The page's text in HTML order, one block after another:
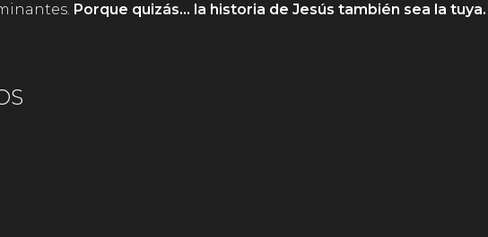
Porque quizás… la historia de Jesús también sea la tuya.